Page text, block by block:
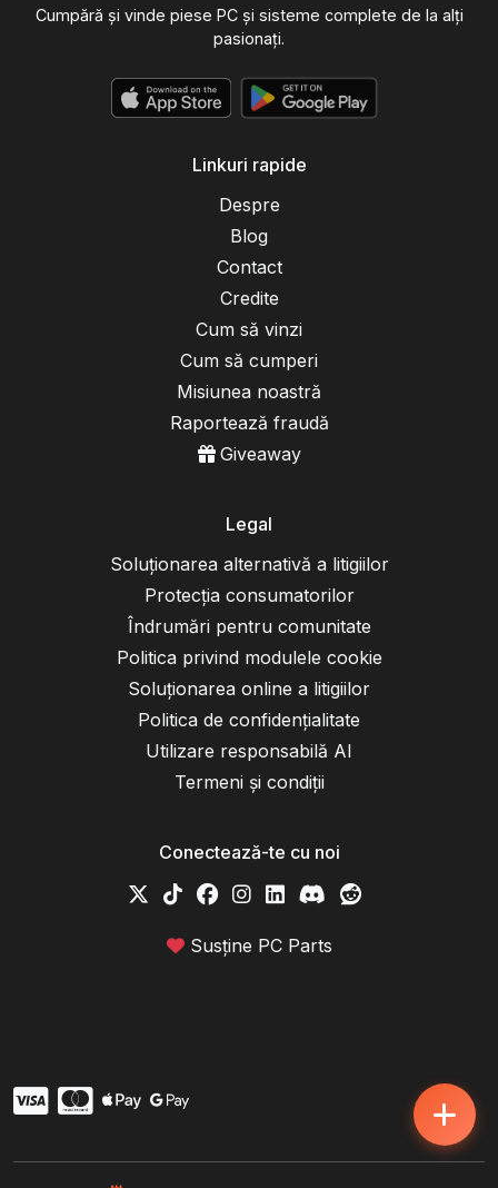
Cumpără și vinde piese PC și sisteme complete de la alți
pasionați.
Linkuri rapide
Despre
Blog
Contact
Credite
Cum să vinzi
Cum să cumperi
Misiunea noastră
Raportează fraudă
Giveaway
Legal
Soluționarea alternativă a litigiilor
Protecția consumatorilor
Îndrumări pentru comunitate
Politica privind modulele cookie
Soluționarea online a litigiilor
Politica de confidențialitate
Utilizare responsabilă AI
Termeni și condiții
Conectează-te cu noi
Susține PC Parts